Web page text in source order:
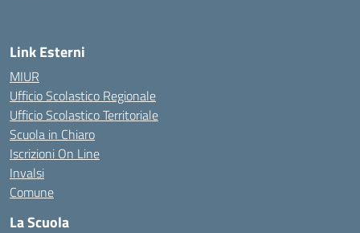
Link Esterni
MIUR
Ufficio Scolastico Regionale
Ufficio Scolastico Territoriale
Scuola in Chiaro
Iscrizioni On Line
Invalsi
Comune
La Scuola